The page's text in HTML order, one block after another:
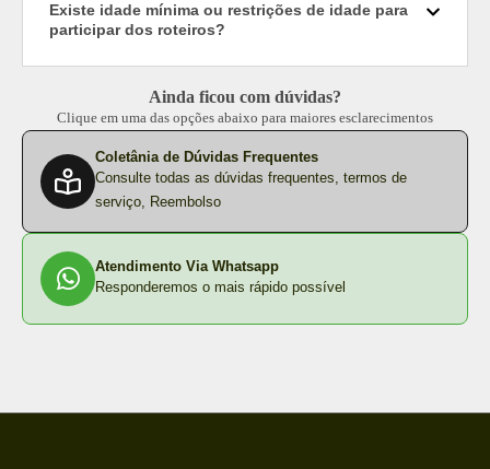
Existe idade mínima ou restrições de idade para
participar dos roteiros?
Ainda ficou com dúvidas?
Clique em uma das opções abaixo para maiores esclarecimentos
Coletânia de Dúvidas Frequentes
Consulte todas as dúvidas frequentes, termos de
serviço, Reembolso
Atendimento Via Whatsapp
Responderemos o mais rápido possível